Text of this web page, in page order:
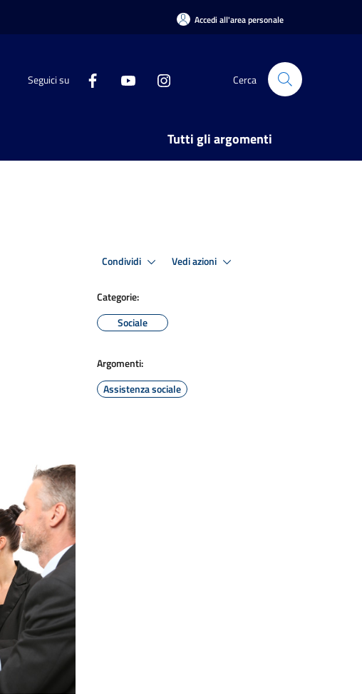
Accedi all'area personale
Seguici su Cerca
Tutti gli argomenti
Condividi Vedi azioni
Categorie:
Sociale
Argomenti:
Assistenza sociale